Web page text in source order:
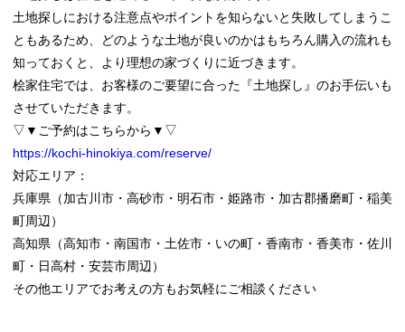
土地探しにおける注意点やポイントを知らないと失敗してしまうこ
ともあるため、どのような土地が良いのかはもちろん購入の流れも
知っておくと、より理想の家づくりに近づきます。
桧家住宅では、お客様のご要望に合った『土地探し』のお手伝いも
させていただきます。
▽▼ご予約はこちらから▼▽
https://kochi-hinokiya.com/reserve/
対応エリア：
兵庫県（加古川市・高砂市・明石市・姫路市・加古郡播磨町・稲美
町周辺）
高知県（高知市・南国市・土佐市・いの町・香南市・香美市・佐川
町・日高村・安芸市周辺）
その他エリアでお考えの方もお気軽にご相談ください